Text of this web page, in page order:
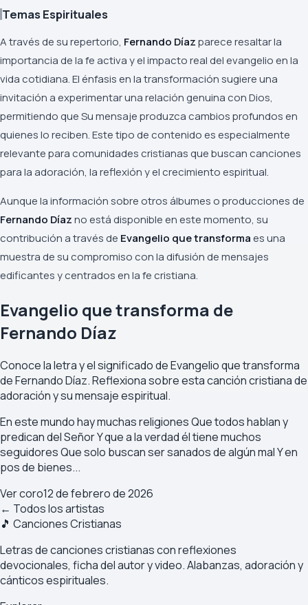
Temas Espirituales
A través de su repertorio, Fernando Díazparece resaltar la
importancia de la fe activa y el impacto real del evangelio en la
vida cotidiana. El énfasis en la transformación sugiere una
invitación a experimentar una relación genuina con Dios,
permitiendo que Su mensaje produzca cambios profundos en
quienes lo reciben. Este tipo de contenido es especialmente
relevante para comunidades cristianas que buscan canciones
para la adoración, la reflexión y el crecimiento espiritual.
Aunque la información sobre otros álbumes o producciones de
Fernando Díazno está disponible en este momento, su
contribución a través de Evangelio que transformaes una
muestra de su compromiso con la difusión de mensajes
edificantes y centrados en la fe cristiana.
Evangelio que transforma de
Fernando Díaz
Conoce la letra y el significado de Evangelio que transforma
de Fernando Díaz. Reflexiona sobre esta canción cristiana de
adoración y su mensaje espiritual.
En este mundo hay muchas religiones Que todos hablan y
predican del Señor Y que a la verdad él tiene muchos
seguidores Que solo buscan ser sanados de algún mal Y en
pos de bienes...
Ver coro12 de febrero de 2026
← Todos los artistas
🎵 Canciones Cristianas
Letras de canciones cristianas con reflexiones
devocionales, ficha del autor y video. Alabanzas, adoración y
cánticos espirituales.